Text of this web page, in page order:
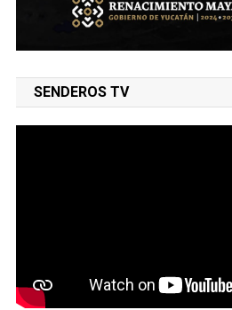
SENDEROS TV